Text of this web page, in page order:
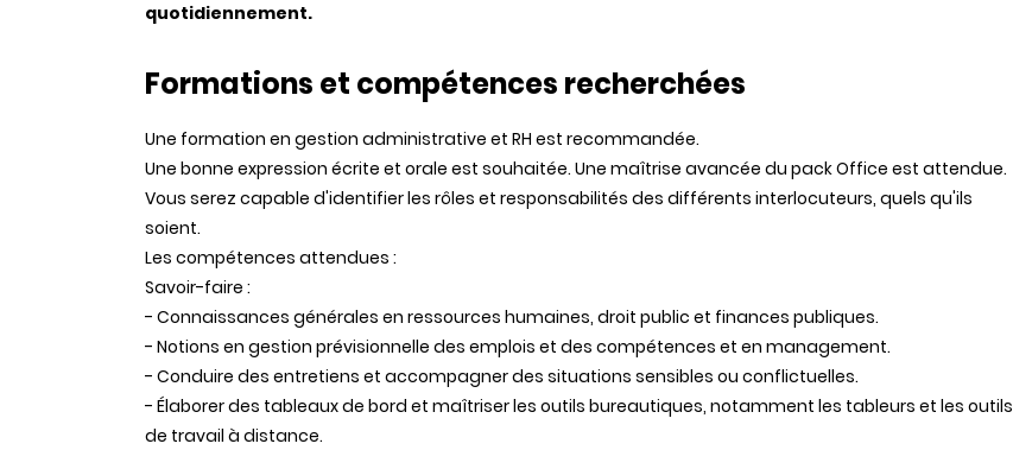
quotidiennement.
Formations et compétences recherchées
Une formation en gestion administrative et RH est recommandée.
Une bonne expression écrite et orale est souhaitée. Une maîtrise avancée du pack Office est attendue.
Vous serez capable d'identifier les rôles et responsabilités des différents interlocuteurs, quels qu'ils
soient.
Les compétences attendues :
Savoir-faire :
- Connaissances générales en ressources humaines, droit public et finances publiques.
- Notions en gestion prévisionnelle des emplois et des compétences et en management.
- Conduire des entretiens et accompagner des situations sensibles ou conflictuelles.
- Élaborer des tableaux de bord et maîtriser les outils bureautiques, notamment les tableurs et les outils
de travail à distance.